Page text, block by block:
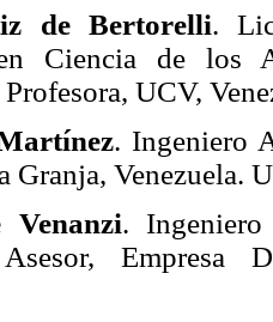
de Bertorelli.
Ciencia de los
UCV,
. Ingeniero
Granja, Venezuela.
.
Empresa